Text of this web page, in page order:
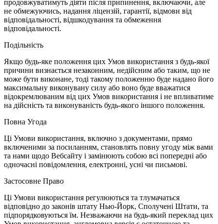
продовжуватимуть діяти після припинення, включаючи, але
не обмежуючись, надання ліцензій, гарантії, відмови від
відповідальності, відшкодування та обмеження
відповідальності.
Подільність
Якщо будь-яке положення цих Умов використання з будь-якої
причини визнається незаконним, недійсним або таким, що не
може бути виконане, тоді такому положенню буде надано його
максимальну виконувану силу або воно буде вважатися
відокремлюваним від цих Умов використання і не впливатиме
на дійсність та виконуваність будь-якого іншого положення.
Повна Угода
Ці Умови використання, включно з документами, прямо
включеними за посиланням, становлять повну угоду між вами
та нами щодо Вебсайту і замінюють собою всі попередні або
одночасні повідомлення, електронні, усні чи письмові.
Застосовне Право
Ці Умови використання регулюються та тлумачаться
відповідно до законів штату Нью-Йорк, Сполучені Штати, та
підпорядковуються їм. Незважаючи на будь-який переклад цих